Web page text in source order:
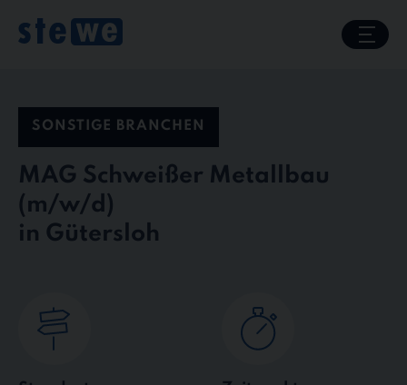
content
SONSTIGE BRANCHEN
MAG Schweißer Metallbau
in Gütersloh